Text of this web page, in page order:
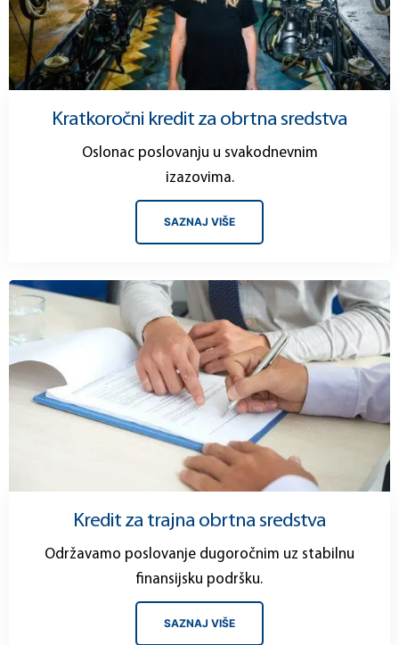
Kratkoročni kredit za obrtna sredstva
Oslonac poslovanju u svakodnevnim
izazovima.
SAZNAJ VIŠE
Kredit za trajna obrtna sredstva
Održavamo poslovanje dugoročnim uz stabilnu
finansijsku podršku.
SAZNAJ VIŠE